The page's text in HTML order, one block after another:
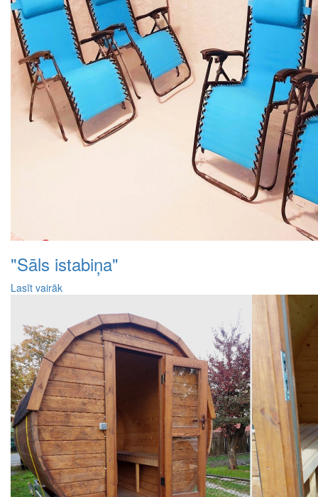
"Sāls istabiņa"
Lasīt vairāk